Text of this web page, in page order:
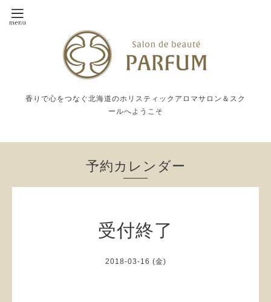
香りで心をつなぐ北海道のホリスティックアロマサロン＆スク
ールへようこそ
予約カレンダー
受付終了
2018-03-16 (金)